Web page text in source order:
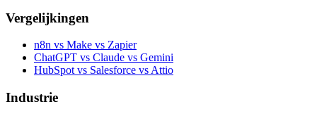
Vergelijkingen
n8n vs Make vs Zapier
ChatGPT vs Claude vs Gemini
HubSpot vs Salesforce vs Attio
Industrie